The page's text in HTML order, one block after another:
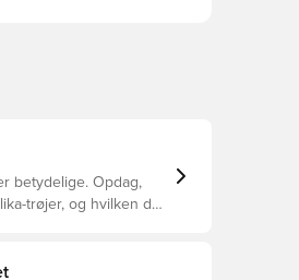
betydelige. Opdag,
trøjer, og hvilken der